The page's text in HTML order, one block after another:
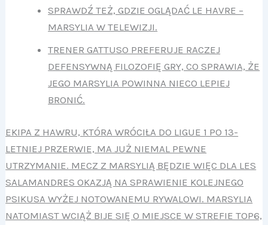
SPRAWDŹ TEŻ, GDZIE OGLĄDAĆ LE HAVRE –
MARSYLIA W TELEWIZJI.
TRENER GATTUSO PREFERUJE RACZEJ
DEFENSYWNĄ FILOZOFIĘ GRY, CO SPRAWIA, ŻE
JEGO MARSYLIA POWINNA NIECO LEPIEJ
BRONIĆ.
EKIPA Z HAWRU, KTÓRA WRÓCIŁA DO LIGUE 1 PO 13-
LETNIEJ PRZERWIE, MA JUŻ NIEMAL PEWNE
UTRZYMANIE. MECZ Z MARSYLIĄ BĘDZIE WIĘC DLA LES
SALAMANDRES OKAZJĄ NA SPRAWIENIE KOLEJNEGO
PSIKUSA WYŻEJ NOTOWANEMU RYWALOWI. MARSYLIA
NATOMIAST WCIĄŻ BIJE SIĘ O MIEJSCE W STREFIE TOP6,